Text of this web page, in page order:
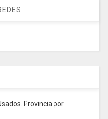
Provincia por